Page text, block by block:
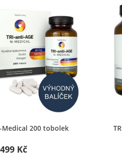
náhled
Medical 200 tobolek
Kč